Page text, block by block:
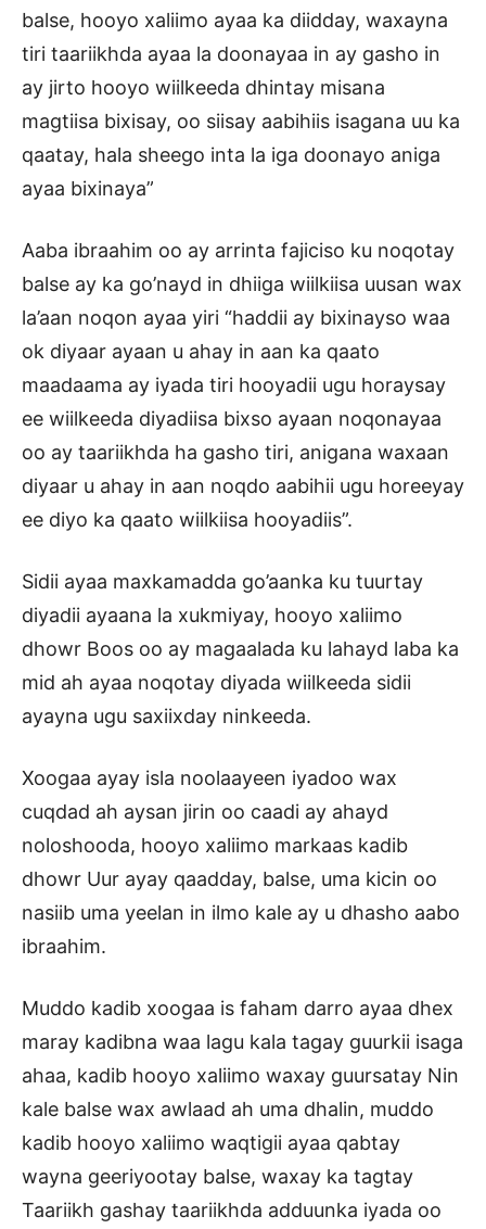
balse, hooyo xaliimo ayaa ka diidday, waxayna
tiri taariikhda ayaa la doonayaa in ay gasho in
ay jirto hooyo wiilkeeda dhintay misana
magtiisa bixisay, oo siisay aabihiis isagana uu ka
qaatay, hala sheego inta la iga doonayo aniga
ayaa bixinaya”
Aaba ibraahim oo ay arrinta fajiciso ku noqotay
balse ay ka go’nayd in dhiiga wiilkiisa uusan wax
la’aan noqon ayaa yiri “haddii ay bixinayso waa
ok diyaar ayaan u ahay in aan ka qaato
maadaama ay iyada tiri hooyadii ugu horaysay
ee wiilkeeda diyadiisa bixso ayaan noqonayaa
oo ay taariikhda ha gasho tiri, anigana waxaan
diyaar u ahay in aan noqdo aabihii ugu horeeyay
ee diyo ka qaato wiilkiisa hooyadiis”.
Sidii ayaa maxkamadda go’aanka ku tuurtay
diyadii ayaana la xukmiyay, hooyo xaliimo
dhowr Boos oo ay magaalada ku lahayd laba ka
mid ah ayaa noqotay diyada wiilkeeda sidii
ayayna ugu saxiixday ninkeeda.
Xoogaa ayay isla noolaayeen iyadoo wax
cuqdad ah aysan jirin oo caadi ay ahayd
noloshooda, hooyo xaliimo markaas kadib
dhowr Uur ayay qaadday, balse, uma kicin oo
nasiib uma yeelan in ilmo kale ay u dhasho aabo
ibraahim.
Muddo kadib xoogaa is faham darro ayaa dhex
maray kadibna waa lagu kala tagay guurkii isaga
ahaa, kadib hooyo xaliimo waxay guursatay Nin
kale balse wax awlaad ah uma dhalin, muddo
kadib hooyo xaliimo waqtigii ayaa qabtay
wayna geeriyootay balse, waxay ka tagtay
Taariikh gashay taariikhda adduunka iyada oo